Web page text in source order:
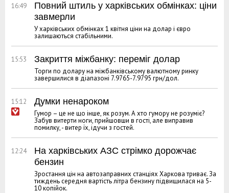
16:49
Повний штиль у харківських обмінках: ціни
завмерли
У харківських обмінках 1 квітня ціни на долар і євро
залишаються стабільними.
15:53 Закриття міжбанку: переміг долар
Торги по долару на міжбанківському валютному ринку
завершилися в діапазоні 7.9765-7.9795 грн/дол.
15:12 Думки ненароком
Гумор – це не що інше, як розум. А хто гумору не розуміє?
Забув витерти ноги, прийшовши в гості, але виправив
помилку, - витер їх, ідучи з гостей.
12:24
На харківських АЗС стрімко дорожчає
бензин
Зростання цін на автозаправних станціях Харкова триває. За
тиждень середня вартість літра бензину підвищилася на 5-
10 копійок.